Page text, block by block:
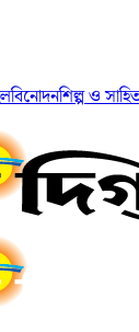
বিনোদনশিল্প ও